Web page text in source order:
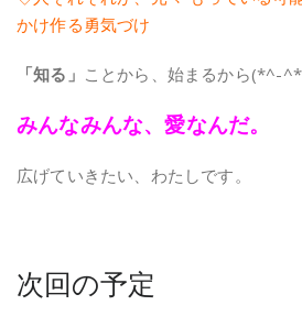
かけ作る勇気づけ
「知る」 ことから、始まるから(*^-
みんなみんな、愛なんだ。
広げていきたい、わたしです。
次回の予定